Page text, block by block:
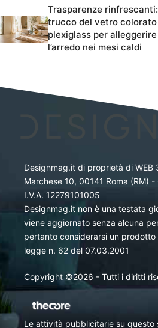
Trasparenze
trucco del vetro colorato
plexiglass per alleggerire
l’arredo nei mesi caldi
Designmag.it di proprietà di WEB
Marchese 10, 00141 Roma (RM)
I.V.A. 12279101005
Designmag.it non è una testata
viene aggiornato senza alcuna
pertanto considerarsi un prodotto
legge n. 62 del 07.03.2001
Copyright ©2026 - Tutti i diritti
Le attività pubblicitarie su questo